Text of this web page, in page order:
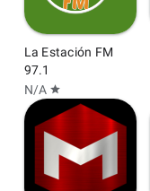
La Estación FM
97.1
N/A star